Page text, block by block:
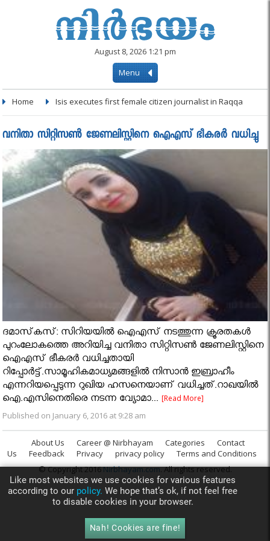
August 8, 2026 1:21 pm
Menu
Home Isis executes first female citizen journalist in Raqqa
വനിതാ സിറ്റിസണ്‍ ജേണലിസ്റ്റിനെ ഐഎസ് ഭീകരര്‍ വധിച്ചു
ദമാസ്‌കസ്: സിറിയയില്‍ ഐഎസ് നടത്തുന്ന ക്രൂരതകള്‍
പുറംലോകത്തെ അറിയിച്ച വനിതാ സിറ്റിസണ്‍ ജേണലിസ്റ്റിനെ
ഐഎസ് ഭീകരര്‍ വധിച്ചതായി
റിപ്പോർട്ട്.സാമൂഹികമാധ്യമങ്ങളില്‍ നിസാന്‍ ഇബ്രാഹീം
എന്നറിയപ്പെടുന്ന റുഖിയ ഹസനെയാണ് വധിച്ചത്.റാഖയില്‍
ഐ.എസിനെതിരെ നടന്ന വ്യോമാ...[Read More]
Published on January 6, 2016 at 9:28 am
About Us Career @ Nirbhayam Categories
Contact
Us
Feedback Privacy privacy policy
Terms and Conditions
© Copyright 2016Nirbhayam.com. All rights reserved.
Like most websites we use cookies for various features
according to our policy. We hope that’s ok, if not feel free
to disable cookies in your browser.
Nah! Cookies are fine!